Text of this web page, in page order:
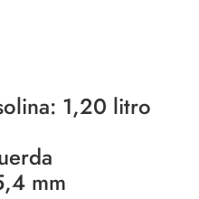
1,20 litro
mm